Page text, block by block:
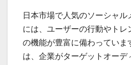
日本市場で人気のソーシャ
には、ユーザーの行動やトレ
の機能が豊富に備わっていま
は、企業がターゲットオーデ